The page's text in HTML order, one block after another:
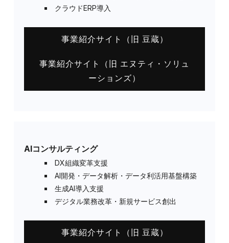
クラウドERP導入
事業紹介サイト（旧 豆蔵）
事業紹介サイト（旧 エヌティ・ソリュ
ーションズ）
AIコンサルティング
DX組織変革支援
AI開発・データ解析・データ利活用基盤構築
生成AI導入支援
デジタル業務改革・新規サービス創出
事業紹介サイト（旧 豆蔵）